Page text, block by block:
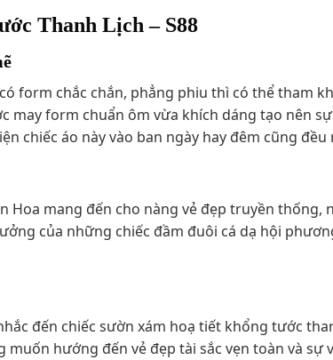
Thanh Lịch – S88
form chắc chắn, phẳng phiu thì có thể tham
may form chuẩn ôm vừa khích dáng tạo nên
chiếc áo này vào ban ngày hay đêm cũng
Hoa mang đến cho nàng vẻ đẹp truyền
của những chiếc đầm đuôi cá dạ hội
đến chiếc sườn xám hoạ tiết khổng tước
hướng đến vẻ đẹp tài sắc vẹn toàn và